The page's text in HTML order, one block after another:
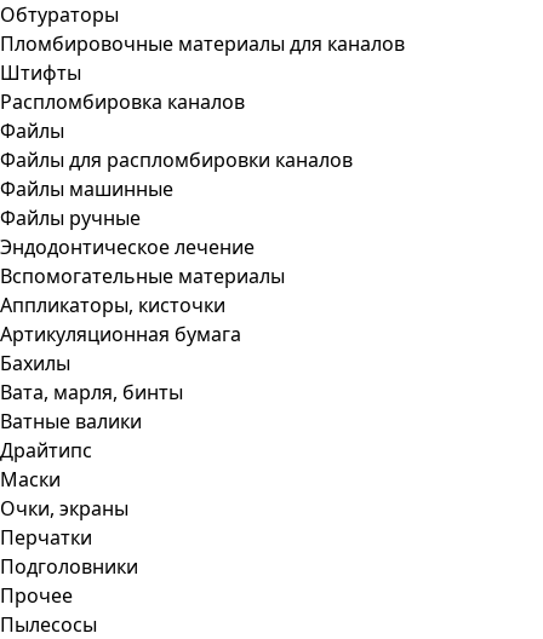
Обтураторы
Пломбировочные материалы для каналов
Штифты
Распломбировка каналов
Файлы
Файлы для распломбировки каналов
Файлы машинные
Файлы ручные
Эндодонтическое лечение
Вспомогательные материалы
Аппликаторы, кисточки
Артикуляционная бумага
Бахилы
Вата, марля, бинты
Ватные валики
Драйтипс
Маски
Очки, экраны
Перчатки
Подголовники
Прочее
Пылесосы